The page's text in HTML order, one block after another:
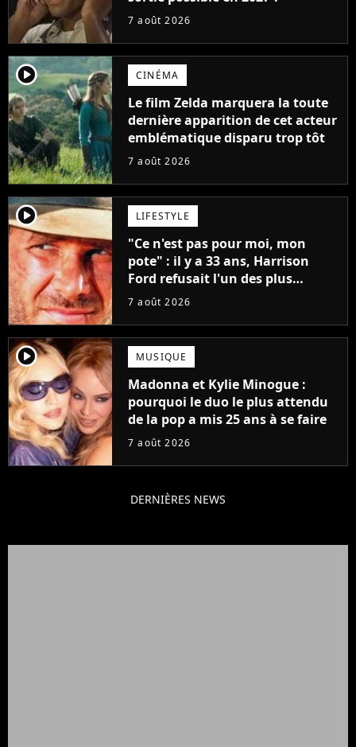
7 août 2026
player2 CINÉMA
Le film Zelda marquera la toute
dernière apparition de cet acteur
emblématique disparu trop tôt
7 août 2026
player2 LIFESTYLE
"Ce n'est pas pour moi, mon
pote" : il y a 33 ans, Harrison
Ford refusait l'un des plus
grands succès de tous les temps
7 août 2026
player2 MUSIQUE
Madonna et Kylie Minogue :
pourquoi le duo le plus attendu
de la pop a mis 25 ans à se faire
7 août 2026
DERNIÈRES NEWS